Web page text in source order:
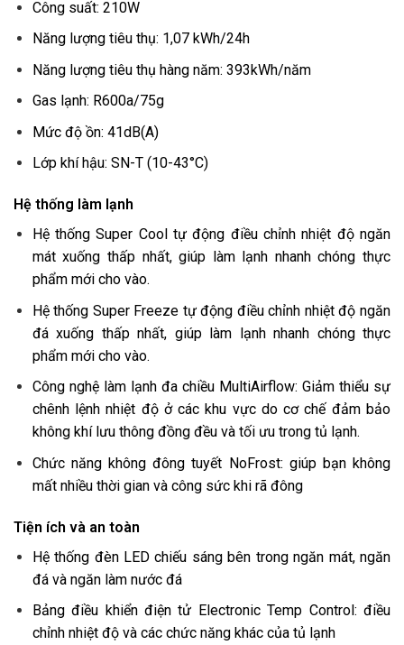
Công suất: 210W
Năng lượng tiêu thụ: 1,07 kWh/24h
Năng lượng tiêu thụ hàng năm: 393kWh/năm
Gas lạnh: R600a/75g
Mức độ ồn: 41dB(A)
Lớp khí hậu: SN-T (10-43°C)
Hệ thống làm lạnh
Hệ thống Super Cool tự động điều chỉnh nhiệt độ ngăn
mát xuống thấp nhất, giúp làm lạnh nhanh chóng thực
phẩm mới cho vào.
Hệ thống Super Freeze tự động điều chỉnh nhiệt độ ngăn
đá xuống thấp nhất, giúp làm lạnh nhanh chóng thực
phẩm mới cho vào.
Công nghệ làm lạnh đa chiều MultiAirflow: Giảm thiểu sự
chênh lệnh nhiệt độ ở các khu vực do cơ chế đảm bảo
không khí lưu thông đồng đều và tối ưu trong tủ lạnh.
Chức năng không đông tuyết NoFrost: giúp bạn không
mất nhiều thời gian và công sức khi rã đông
Tiện ích và an toàn
Hệ thống đèn LED chiếu sáng bên trong ngăn mát, ngăn
đá và ngăn làm nước đá
Bảng điều khiển điện tử Electronic Temp Control: điều
chỉnh nhiệt độ và các chức năng khác của tủ lạnh